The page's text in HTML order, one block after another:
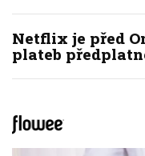
Netflix je před
plateb